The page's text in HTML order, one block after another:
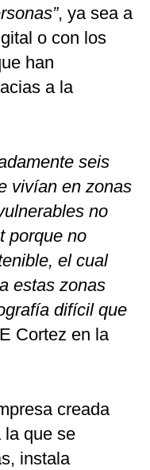
, ya sea a
o con los
han
a la
seis
vivían en zonas
no
porque no
el cual
estas zonas
difícil que
Cortez en la
creada
la que se
instala